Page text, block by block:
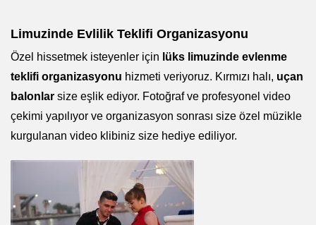
Limuzinde Evlilik Teklifi Organizasyonu
Özel hissetmek isteyenler için lüks limuzinde evlenme
teklifi organizasyonu hizmeti veriyoruz. Kırmızı halı, uçan
balonlar size eşlik ediyor. Fotoğraf ve profesyonel video
çekimi yapılıyor ve organizasyon sonrası size özel müzikle
kurgulanan video klibiniz size hediye ediliyor.